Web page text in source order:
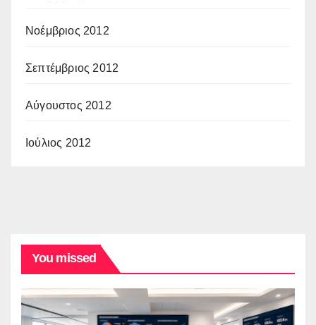
Νοέμβριος 2012
Σεπτέμβριος 2012
Αύγουστος 2012
Ιούλιος 2012
You missed